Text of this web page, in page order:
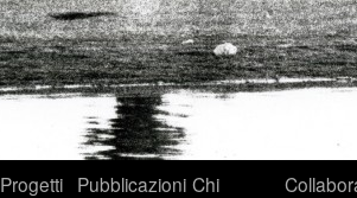
Progetti Pubblicazioni Chi